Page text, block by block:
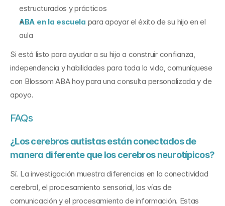
estructurados y prácticos
ABA en la escuela para apoyar el éxito de su hijo en el
aula
Si está listo para ayudar a su hijo a construir confianza,
independencia y habilidades para toda la vida, comuníquese
con Blossom ABA hoy para una consulta personalizada y de
apoyo.
FAQs
¿Los cerebros autistas están conectados de
manera diferente que los cerebros neurotípicos?
Sí. La investigación muestra diferencias en la conectividad
cerebral, el procesamiento sensorial, las vías de
comunicación y el procesamiento de información. Estas